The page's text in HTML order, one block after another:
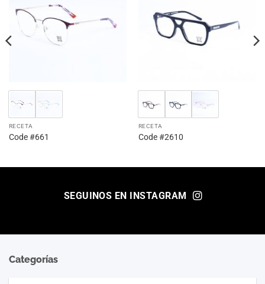
RECETA
Code #661
RECETA
Code #2610
SEGUINOS EN INSTAGRAM
Categorías